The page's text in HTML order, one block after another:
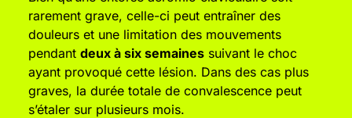
rarement grave, celle-ci peut entraîner des
douleurs et une limitation des mouvements
pendant deux à six semainessuivant le choc
ayant provoqué cette lésion. Dans des cas plus
graves, la durée totale de convalescence peut
s’étaler sur plusieurs mois.